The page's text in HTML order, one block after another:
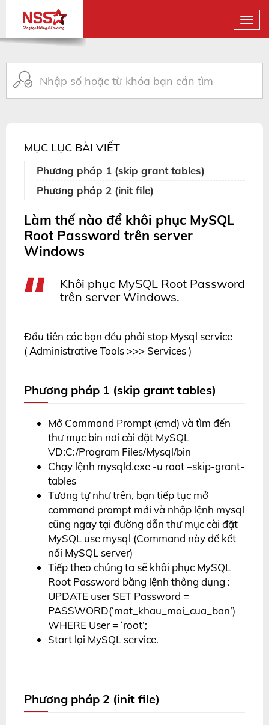
Làm thế nào để khôi phục MySQL
Root Password trên server
Windows
Khôi phục MySQL Root Password
trên server Windows.
Đầu tiên các bạn đều phải stop Mysql service
( Administrative Tools >>> Services )
Phương pháp 1 (skip grant tables)
Mở Command Prompt (cmd) và tìm đến
thư mục bin nơi cài đặt MySQL
VD:C:/Program Files/Mysql/bin
Chạy lệnh mysqld.exe -u root –skip-grant-
tables
Tương tự như trên, bạn tiếp tục mở
command prompt mới và nhập lệnh mysql
cũng ngay tại đường dẫn thư mục cài đặt
MySQL use mysql (Command này để kết
nối MySQL server)
Tiếp theo chúng ta sẽ khôi phục MySQL
Root Password bằng lệnh thông dụng :
UPDATE user SET Password =
PASSWORD(‘mat_khau_moi_cua_ban’)
WHERE User = ‘root’;
Start lại MySQL service.
Phương pháp 2 (init file)
MỤC LỤC BÀI VIẾT
Phương pháp 1 (skip grant tables)
Phương pháp 2 (init file)